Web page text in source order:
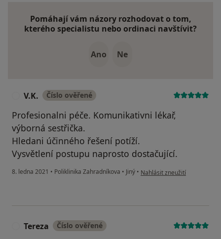
Pomáhají vám názory rozhodovat o tom,
kterého specialistu nebo ordinaci navštívit?
Ano Ne
V.K. Číslo ověřené
Profesionalni péče. Komunikativni lékař,
výborná sestřička.
Hledani účinného řešení potíží.
Vysvětlení postupu naprosto dostačující.
8. ledna 2021 • Poliklinika Zahradníkova • Jiný • podle názoru uživatele V.K.
Nahlásit zneužití
Tereza Číslo ověřené